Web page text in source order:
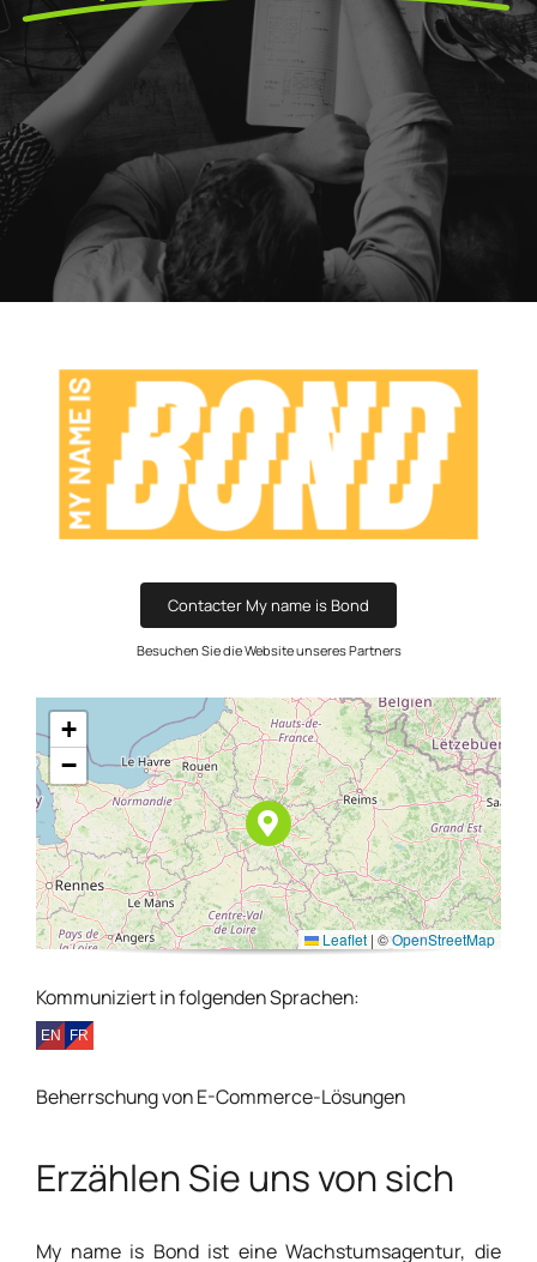
Contacter My name is Bond
Besuchen Sie die Website unseres Partners
+
−
Leaflet | ©OpenStreetMap
Kommuniziert in folgenden Sprachen:
Beherrschung von E-Commerce-Lösungen
Erzählen Sie uns von sich
My name is Bond ist eine Wachstumsagentur, die